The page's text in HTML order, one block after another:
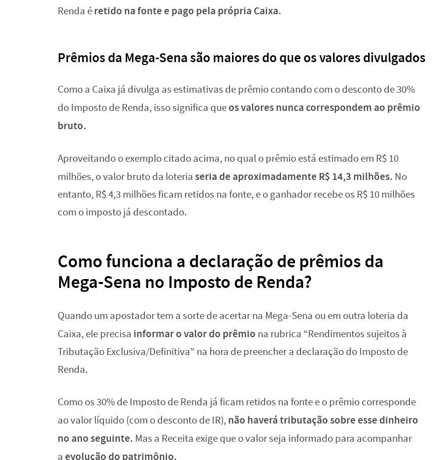
Renda éretido na fonte e pago pela própria Caixa.
Prêmios da Mega-Sena são maiores do que os valores divulgados
Como a Caixa já divulga as estimativas de prêmio contando com o desconto de 30%
do Imposto de Renda, isso significa queos valores nunca correspondem ao prêmio
bruto.
Aproveitando o exemplo citado acima, no qual o prêmio está estimado em R$ 10
milhões, o valor bruto da loteria seria de aproximadamente R$ 14,3 milhões. No
entanto, R$ 4,3 milhões ficam retidos na fonte, e o ganhador recebe os R$ 10 milhões
com o imposto já descontado.
Como funciona a declaração de prêmios da
Mega-Sena no Imposto de Renda?
Quando um apostador tem a sorte de acertar na Mega-Sena ou em outra loteria da
Caixa, ele precisa informar o valor do prêmio na rubrica “Rendimentos sujeitos à
Tributação Exclusiva/Definitiva” na hora de preencher a declaração do Imposto de
Renda.
Como os 30% de Imposto de Renda já ficam retidos na fonte e o prêmio corresponde
ao valor líquido (com o desconto de IR), não haverá tributação sobre esse dinheiro
no ano seguinte. Mas a Receita exige que o valor seja informado para acompanhar
a evolução do patrimônio.